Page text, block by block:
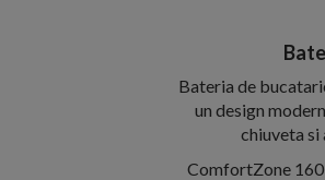
Bateria de
un design
chiuveta si
ComfortZone 160